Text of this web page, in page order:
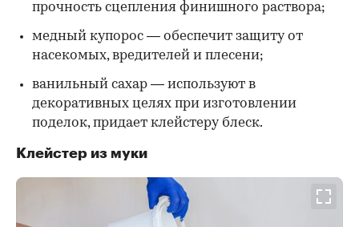
прочность сцепления финишного раствора;
медный купорос — обеспечит защиту от
насекомых, вредителей и плесени;
ванильный сахар — используют в
декоративных целях при изготовлении
поделок, придает клейстеру блеск.
Клейстер из муки